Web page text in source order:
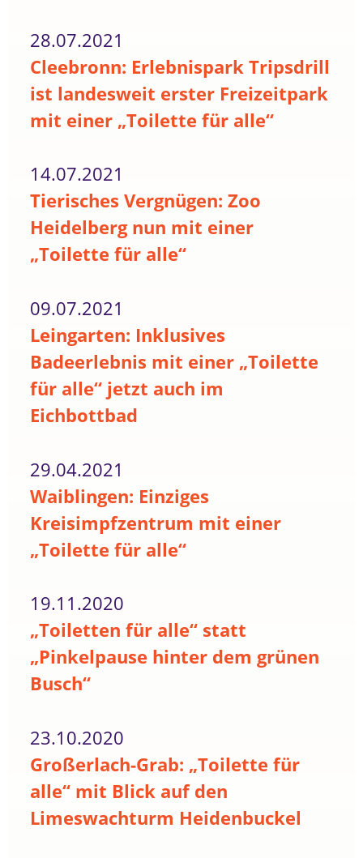
28.07.2021
Cleebronn: Erlebnispark Tripsdrill
ist landesweit erster Freizeitpark
mit einer „Toilette für alle“
14.07.2021
Tierisches Vergnügen: Zoo
Heidelberg nun mit einer
„Toilette für alle“
09.07.2021
Leingarten: Inklusives
Badeerlebnis mit einer „Toilette
für alle“ jetzt auch im
Eichbottbad
29.04.2021
Waiblingen: Einziges
Kreisimpfzentrum mit einer
„Toilette für alle“
19.11.2020
„Toiletten für alle“ statt
„Pinkelpause hinter dem grünen
Busch“
23.10.2020
Großerlach-Grab: „Toilette für
alle“ mit Blick auf den
Limeswachturm Heidenbuckel